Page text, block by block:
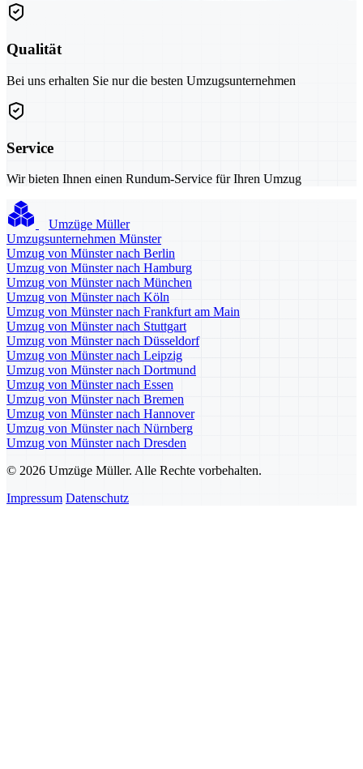
Qualität
Bei uns erhalten Sie nur die besten Umzugsunternehmen
Service
Wir bieten Ihnen einen Rundum-Service für Ihren Umzug
Umzüge Müller
Umzugsunternehmen Münster
Umzug von Münster nach Berlin
Umzug von Münster nach Hamburg
Umzug von Münster nach München
Umzug von Münster nach Köln
Umzug von Münster nach Frankfurt am Main
Umzug von Münster nach Stuttgart
Umzug von Münster nach Düsseldorf
Umzug von Münster nach Leipzig
Umzug von Münster nach Dortmund
Umzug von Münster nach Essen
Umzug von Münster nach Bremen
Umzug von Münster nach Hannover
Umzug von Münster nach Nürnberg
Umzug von Münster nach Dresden
© 2026 Umzüge Müller. Alle Rechte vorbehalten.
Impressum Datenschutz